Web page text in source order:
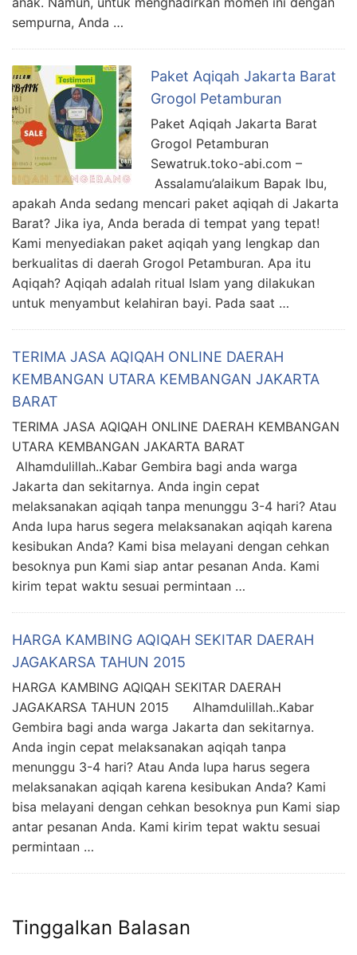
sempurna, Anda …
Paket Aqiqah Jakarta Barat
Grogol Petamburan
Paket Aqiqah Jakarta Barat
Grogol Petamburan
Sewatruk.toko-abi.com –
Assalamu’alaikum Bapak Ibu,
apakah Anda sedang mencari paket aqiqah di Jakarta
Barat? Jika iya, Anda berada di tempat yang tepat!
Kami menyediakan paket aqiqah yang lengkap dan
berkualitas di daerah Grogol Petamburan. Apa itu
Aqiqah? Aqiqah adalah ritual Islam yang dilakukan
untuk menyambut kelahiran bayi. Pada saat …
TERIMA JASA AQIQAH ONLINE DAERAH
KEMBANGAN UTARA KEMBANGAN JAKARTA
BARAT
TERIMA JASA AQIQAH ONLINE DAERAH KEMBANGAN
UTARA KEMBANGAN JAKARTA BARAT
Alhamdulillah..Kabar Gembira bagi anda warga
Jakarta dan sekitarnya. Anda ingin cepat
melaksanakan aqiqah tanpa menunggu 3-4 hari? Atau
Anda lupa harus segera melaksanakan aqiqah karena
kesibukan Anda? Kami bisa melayani dengan cehkan
besoknya pun Kami siap antar pesanan Anda. Kami
kirim tepat waktu sesuai permintaan …
HARGA KAMBING AQIQAH SEKITAR DAERAH
JAGAKARSA TAHUN 2015
HARGA KAMBING AQIQAH SEKITAR DAERAH
JAGAKARSA TAHUN 2015 Alhamdulillah..Kabar
Gembira bagi anda warga Jakarta dan sekitarnya.
Anda ingin cepat melaksanakan aqiqah tanpa
menunggu 3-4 hari? Atau Anda lupa harus segera
melaksanakan aqiqah karena kesibukan Anda? Kami
bisa melayani dengan cehkan besoknya pun Kami siap
antar pesanan Anda. Kami kirim tepat waktu sesuai
permintaan …
Tinggalkan Balasan